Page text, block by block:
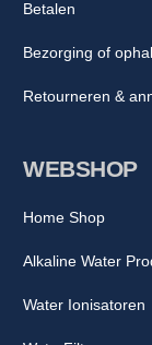
WEBSHOP
Home Shop
Alkaline Water
Water Ionisatoren
Betalen
Bezorging of
Retourneren &